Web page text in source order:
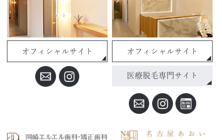
オフィシャルサイト オフィシャルサイト
医療脱毛専門サイト